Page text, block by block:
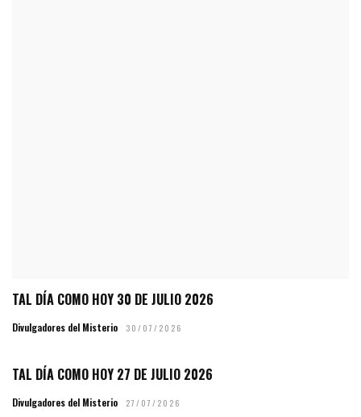
TAL DÍA COMO HOY 30 DE JULIO 2026
Divulgadores del Misterio 30/07/2026
TAL DÍA COMO HOY 27 DE JULIO 2026
Divulgadores del Misterio 27/07/2026